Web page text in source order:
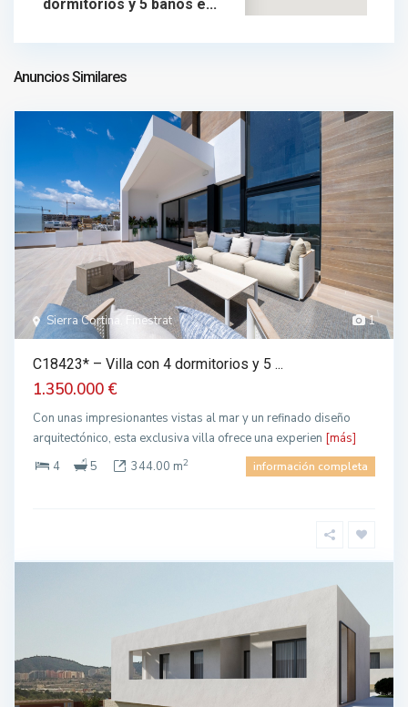
1.750.000 €
dormitorios y 5 baños e...
1.750.000 €
Anuncios Similares
1
Sierra Cortina, Finestrat
C18423* – Villa con 4 dormitorios y 5 ...
1.350.000 €
Con unas impresionantes vistas al mar y un refinado diseño
arquitectónico, esta exclusiva villa ofrece una experien [más]
4
5 344.00 m2 información completa